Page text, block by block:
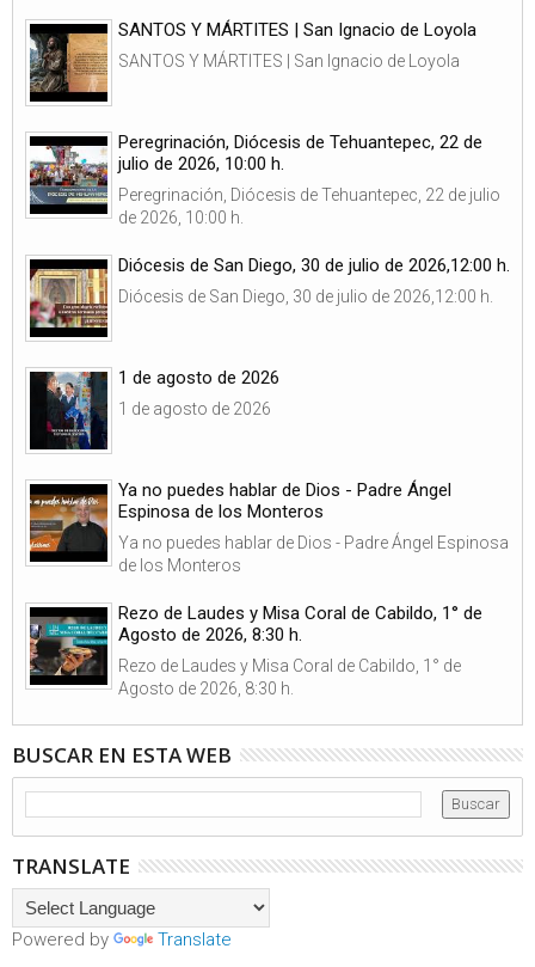
SANTOS Y MÁRTITES | San Ignacio de Loyola
SANTOS Y MÁRTITES | San Ignacio de Loyola
Peregrinación, Diócesis de Tehuantepec, 22 de
julio de 2026, 10:00 h.
Peregrinación, Diócesis de Tehuantepec, 22 de julio
de 2026, 10:00 h.
Diócesis de San Diego, 30 de julio de 2026,12:00 h.
Diócesis de San Diego, 30 de julio de 2026,12:00 h.
1 de agosto de 2026
1 de agosto de 2026
Ya no puedes hablar de Dios - Padre Ángel
Espinosa de los Monteros
Ya no puedes hablar de Dios - Padre Ángel Espinosa
de los Monteros
Rezo de Laudes y Misa Coral de Cabildo, 1° de
Agosto de 2026, 8:30 h.
Rezo de Laudes y Misa Coral de Cabildo, 1° de
Agosto de 2026, 8:30 h.
BUSCAR EN ESTA WEB
TRANSLATE
Powered by Translate